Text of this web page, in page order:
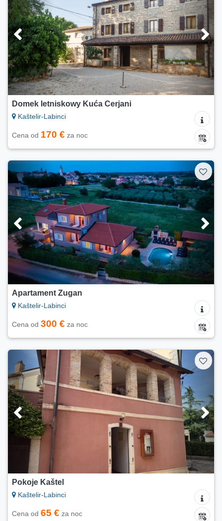
Domek letniskowy Kuća Cerjani
Kaštelir-Labinci
Cena od 170 € za noc
Apartament Zugan
Kaštelir-Labinci
Cena od 300 € za noc
Pokoje Kaštel
Kaštelir-Labinci
Cena od 65 € za noc